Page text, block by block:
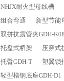
NHJX耐火型母线槽
组合弯通
新型节能
双拼抗震管夹GDH-K08
托盘式桥架
压穿式
托臂GDH-T
塑翼锁
轻型槽钢底座GDH-D1